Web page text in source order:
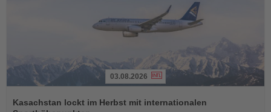
Sie
03.08.2026
Kasachstan lockt im Herbst mit internationalen